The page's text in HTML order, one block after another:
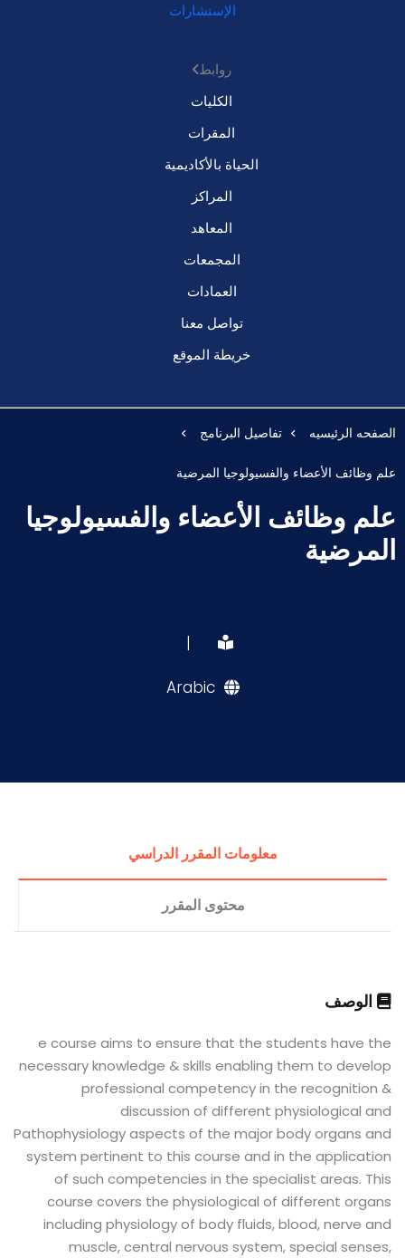
الإستشارات
روابط
الكليات
المقرات
الحياة بالأكاديمية
المراكز
المعاهد
المجمعات
العمادات
تواصل معنا
خريطة الموقع
الصفحه الرئيسيه تفاصيل البرنامج
علم وظائف الأعضاء والفسيولوجيا المرضية
علم وظائف الأعضاء والفسيولوجيا
المرضية
|
Arabic
معلومات المقرر الدراسي
محتوى المقرر
الوصف
e course aims to ensure that the students have the
necessary knowledge & skills enabling them to develop
professional competency in the recognition &
discussion of different physiological and
Pathophysiology aspects of the major body organs and
system pertinent to this course and in the application
of such competencies in the specialist areas. This
course covers the physiological of different organs
including physiology of body fluids, blood, nerve and
muscle, central nervous system, special senses,